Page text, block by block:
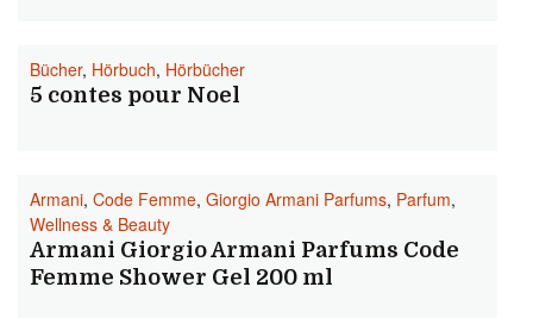
Bücher, Hörbuch, Hörbücher
5 contes pour Noel
Armani, Code Femme, Giorgio Armani Parfums, Parfum,
Wellness & Beauty
Armani Giorgio Armani Parfums Code
Femme Shower Gel 200 ml